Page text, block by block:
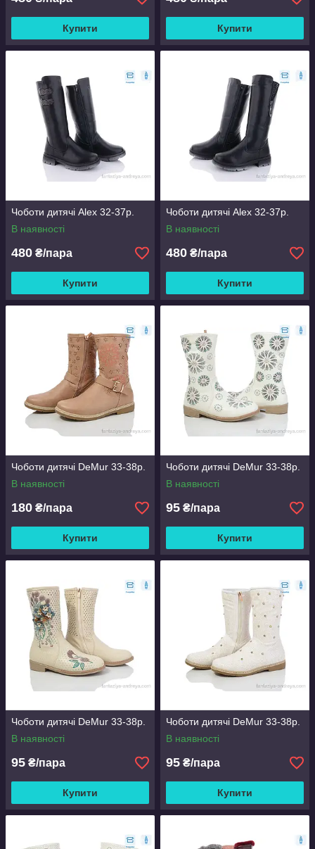
Купити Купити
Чоботи дитячі Alex 32-37р.
В наявності
480 ₴/пара
Купити
Чоботи дитячі Alex 32-37р.
В наявності
480 ₴/пара
Купити
Чоботи дитячі DeMur 33-38р.
В наявності
180 ₴/пара
Купити
Чоботи дитячі DeMur 33-38р.
В наявності
95 ₴/пара
Купити
Чоботи дитячі DeMur 33-38р.
В наявності
95 ₴/пара
Купити
Чоботи дитячі DeMur 33-38р.
В наявності
95 ₴/пара
Купити